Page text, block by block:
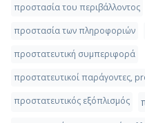
προστασία του περιβάλλοντος
προστασία των πληροφοριών
προστατευτική συμπεριφορά
προστατευτικοί παράγοντες,
προστατευτικός εξόπλισμός